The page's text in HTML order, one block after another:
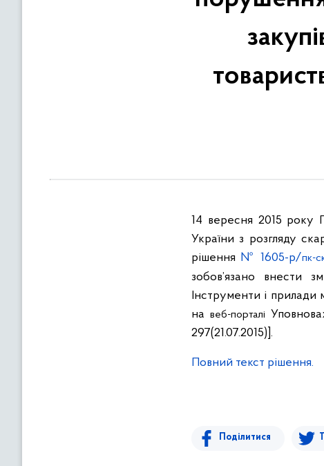
14 вересня 2015 року
України з розгляду
рішення № 1605-р/пк-
зобов’язано внести
Інструменти і прилади
на веб-порталі
297(21.07.2015)].
Повний текст рішення.
Поділитися